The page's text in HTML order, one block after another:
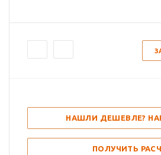
НАШЛИ ДЕШЕВЛЕ?
ПОЛУЧИТЬ